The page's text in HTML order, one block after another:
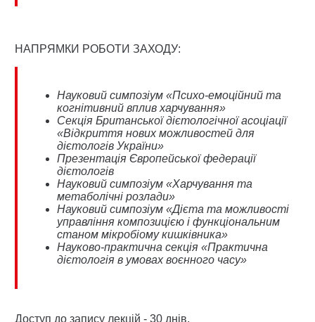
НАПРЯМКИ РОБОТИ ЗАХОДУ:
Науковий симпозіум «Психо-емоційний та
когнітивний вплив харчування»
Секція Британської дієтологічної асоціації
«Відкриття нових можливостей для
дієтологів України»
Презентація Європейської федерації
дієтологів
Науковий симпозіум «Харчування та
метаболічні розлади»
Науковий симпозіум «Дієта та можливості
управління композицією і функціональним
станом мікробіому кишківника»
Науково-практична секція «Практична
дієтологія в умовах воєнного часу»
Доступ до запису лекцій - 30 днів.